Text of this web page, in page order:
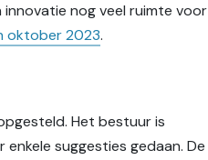
nog veel ruimte voor
oktober 2023.
Het bestuur is
suggesties gedaan. De